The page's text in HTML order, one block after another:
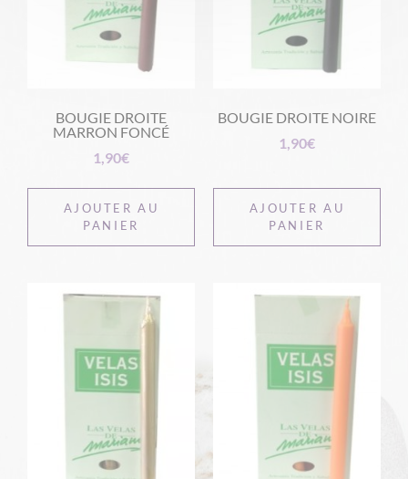
BOUGIE DROITE
MARRON FONCÉ
1,90€
AJOUTER AU
PANIER
BOUGIE DROITE NOIRE
1,90€
AJOUTER AU
PANIER